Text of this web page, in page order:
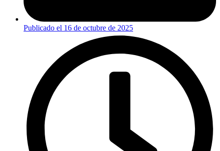
Publicado el 16 de octubre de 2025